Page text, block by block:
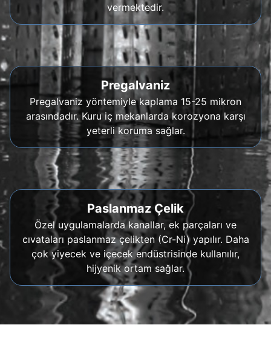
vermektedir.
Pregalvaniz
Pregalvaniz yöntemiyle kaplama 15-25 mikron
arasındadır. Kuru iç mekanlarda korozyona karşı
yeterli koruma sağlar.
Paslanmaz Çelik
Özel uygulamalarda kanallar, ek parçaları ve
cıvataları paslanmaz çelikten (Cr-Ni) yapılır. Daha
çok yiyecek ve içecek endüstrisinde kullanılır,
hijyenik ortam sağlar.